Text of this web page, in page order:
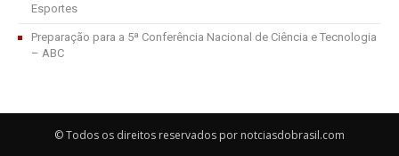
Esportes
Preparação para a 5ª Conferência Nacional de Ciência e Tecnologia
– ABC
© Todos os direitos reservados por notciasdobrasil.com